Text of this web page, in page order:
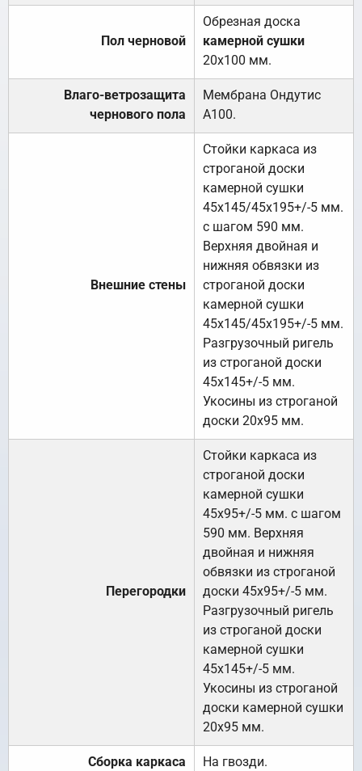
Пол черновой
Обрезная доска
камерной сушки
20х100 мм.
Влаго-ветрозащита
чернового пола
Мембрана Ондутис
А100.
Внешние стены
Стойки каркаса из
строганой доски
камерной сушки
45х145/45х195+/-5 мм.
с шагом 590 мм.
Верхняя двойная и
нижняя обвязки из
строганой доски
камерной сушки
45х145/45х195+/-5 мм.
Разгрузочный ригель
из строганой доски
45х145+/-5 мм.
Укосины из строганой
доски 20х95 мм.
Перегородки
Стойки каркаса из
строганой доски
камерной сушки
45х95+/-5 мм. с шагом
590 мм. Верхняя
двойная и нижняя
обвязки из строганой
доски 45х95+/-5 мм.
Разгрузочный ригель
из строганой доски
камерной сушки
45х145+/-5 мм.
Укосины из строганой
доски камерной сушки
20х95 мм.
Сборка каркаса На гвозди.